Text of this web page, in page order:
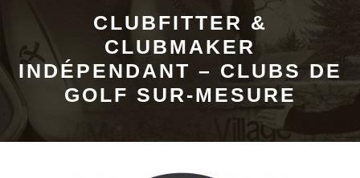
CLUBFITTER &
CLUBMAKER
INDÉPENDANT – CLUBS DE
GOLF SUR-MESURE